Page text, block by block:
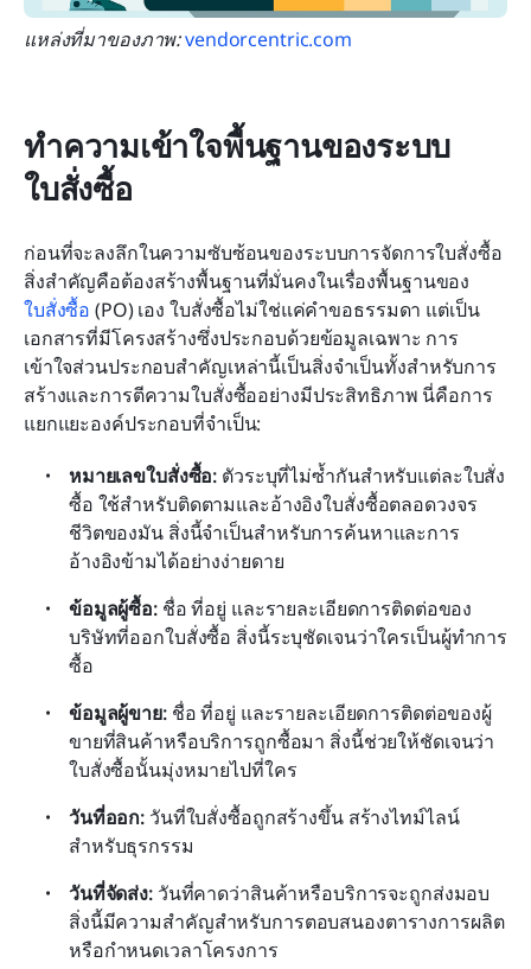
แหล่งที่มาของภาพ: vendorcentric.com
ทำความเข้าใจพื้นฐานของระบบ
ใบสั่งซื้อ
ก่อนที่จะลงลึกในความซับซ้อนของระบบการจัดการใบสั่งซื้อ
ใบสั่งซื้อ (PO) เอง ใบสั่งซื้อไม่ใช่แค่คำขอธรรมดา แต่เป็น
เอกสารที่มีโครงสร้างซึ่งประกอบด้วยข้อมูลเฉพาะ การ
เข้าใจส่วนประกอบสำคัญเหล่านี้เป็นสิ่งจำเป็นทั้งสำหรับการ
สร้างและการตีความใบสั่งซื้ออย่างมีประสิทธิภาพ นี่คือการ
แยกแยะองค์ประกอบที่จำเป็น:
หมายเลขใบสั่งซื้อ: ตัวระบุที่ไม่ซ้ำกันสำหรับแต่ละใบสั่ง
ซื้อ ใช้สำหรับติดตามและอ้างอิงใบสั่งซื้อตลอดวงจร
ชีวิตของมัน สิ่งนี้จำเป็นสำหรับการค้นหาและการ
อ้างอิงข้ามได้อย่างง่ายดาย
ข้อมูลผู้ซื้อ: ชื่อ ที่อยู่ และรายละเอียดการติดต่อของ
บริษัทที่ออกใบสั่งซื้อ สิ่งนี้ระบุชัดเจนว่าใครเป็นผู้ทำการ
ซื้อ
ข้อมูลผู้ขาย: ชื่อ ที่อยู่ และรายละเอียดการติดต่อของผู้
ขายที่สินค้าหรือบริการถูกซื้อมา สิ่งนี้ช่วยให้ชัดเจนว่า
ใบสั่งซื้อนั้นมุ่งหมายไปที่ใคร
วันที่ออก: วันที่ใบสั่งซื้อถูกสร้างขึ้น สร้างไทม์ไลน์
สำหรับธุรกรรม
วันที่จัดส่ง: วันที่คาดว่าสินค้าหรือบริการจะถูกส่งมอบ
สิ่งนี้มีความสำคัญสำหรับการตอบสนองตารางการผลิต
หรือกำหนดเวลาโครงการ